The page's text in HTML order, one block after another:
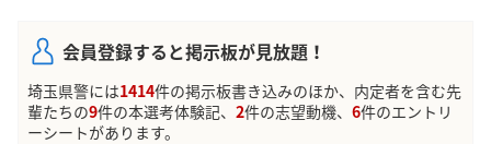
会員登録すると掲示板が見放題！
埼玉県警には1414件の掲示板書き込みのほか、内定者を含む先
輩たちの9件の本選考体験記、 2件の志望動機、 6件のエントリ
ーシートがあります。